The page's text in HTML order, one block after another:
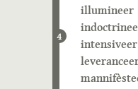
4
illumineer
intensiveer